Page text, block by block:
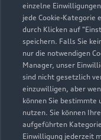
einzelne
jede Cookie-Kategorie
durch Klicken auf
speichern. Falls Sie
nur die notwendigen
Manager, unser
sind nicht gesetzlich
einzuwilligen, aber
können Sie bestimmte
nutzen. Sie können
aufgeführten
Einwilligung jederzeit
Kontaktdaten
Service